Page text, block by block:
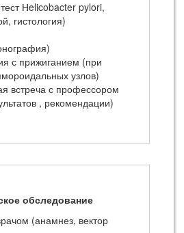
Нelicobacter pylori,
гистология)
с прижиганием (при
узлов)
встреча с профессором
, рекомендации)
обследование
(анамнез, вектор